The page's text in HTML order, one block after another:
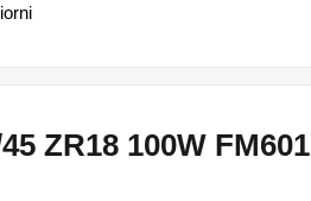
ZR18 100W FM601